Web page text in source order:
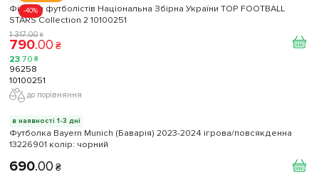
-40%
Фігурки футболістів Національна Збірна України TOP FOOTBALL
STARS Collection 2 10100251
1 317.00 ₴
790.00 ₴
23.70 ₴
96258
10100251
до порівняння
в наявності 1-3 дні
Футболка Bayern Munich (Баварія) 2023-2024 ігрова/повсякденна
13226901 колiр: чорний
690.00 ₴